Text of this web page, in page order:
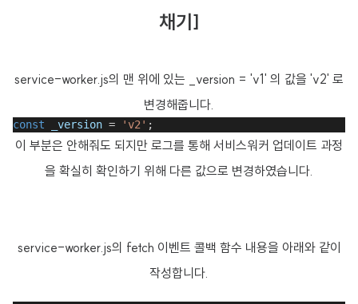
채기]
service-worker.js의 맨 위에 있는 _version = 'v1' 의 값을 'v2' 로
변경해줍니다.
const _version = 'v2' ;
이 부분은 안해줘도 되지만 로그를 통해 서비스워커 업데이트 과정
을 확실히 확인하기 위해 다른 값으로 변경하였습니다.
service-worker.js의 fetch 이벤트 콜백 함수 내용을 아래와 같이
작성합니다.